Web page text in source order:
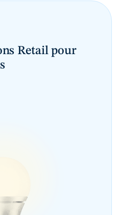
Retail pour